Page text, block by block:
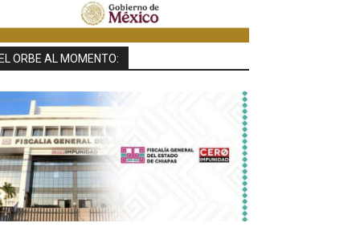
ORBE AL MOMENTO: